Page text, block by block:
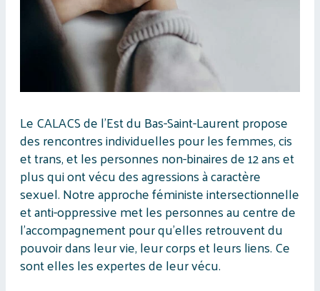
Le CALACS de l’Est du Bas-Saint-Laurent propose
des rencontres individuelles pour les femmes, cis
et trans, et les personnes non-binaires de 12 ans et
plus qui ont vécu des agressions à caractère
sexuel. Notre approche féministe intersectionnelle
et anti-oppressive met les personnes au centre de
l’accompagnement pour qu’elles retrouvent du
pouvoir dans leur vie, leur corps et leurs liens. Ce
sont elles les expertes de leur vécu.